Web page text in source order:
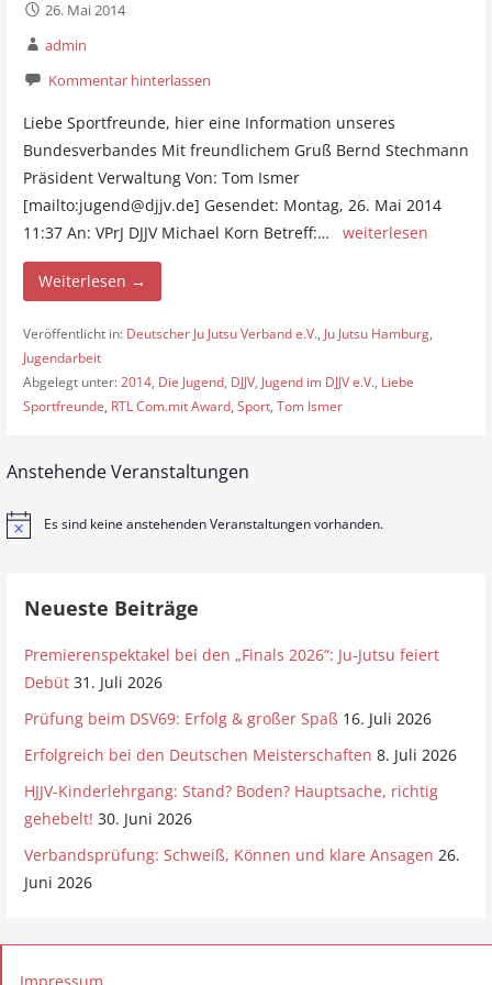
26. Mai 2014
admin
Kommentar hinterlassen
Liebe Sportfreunde, hier eine Information unseres
Bundesverbandes Mit freundlichem Gruß Bernd Stechmann
Präsident Verwaltung Von: Tom Ismer
[mailto:jugend@djjv.de] Gesendet: Montag, 26. Mai 2014
11:37 An: VPrJ DJJV Michael Korn Betreff:… weiterlesen
Weiterlesen →
Veröffentlicht in: Deutscher Ju Jutsu Verband e.V., Ju Jutsu Hamburg,
Jugendarbeit
Abgelegt unter:2014, Die Jugend, DJJV, Jugend im DJJV e.V., Liebe
Sportfreunde, RTL Com.mit Award, Sport, Tom Ismer
Anstehende Veranstaltungen
H
Es sind keine anstehenden Veranstaltungen vorhanden.
Neueste Beiträge
Premierenspektakel bei den „Finals 2026“: Ju-Jutsu feiert
Debüt 31. Juli 2026
Prüfung beim DSV69: Erfolg & großer Spaß 16. Juli 2026
Erfolgreich bei den Deutschen Meisterschaften 8. Juli 2026
HJJV-Kinderlehrgang: Stand? Boden? Hauptsache, richtig
gehebelt! 30. Juni 2026
Verbandsprüfung: Schweiß, Können und klare Ansagen 26.
Juni 2026
Impressum